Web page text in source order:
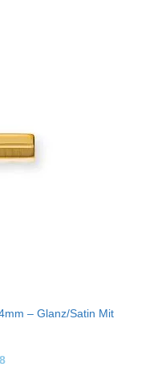
– Glanz/Satin Mit